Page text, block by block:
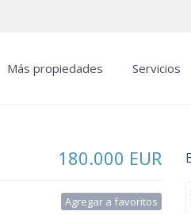
Más propiedades Servicios
180.000 EUR
Agregar a favoritos